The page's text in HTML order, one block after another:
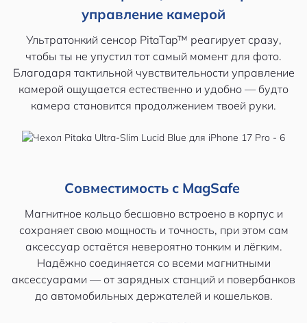
управление камерой
Ультратонкий сенсор PitaTap™ реагирует сразу,
чтобы ты не упустил тот самый момент для фото.
Благодаря тактильной чувствительности управление
камерой ощущается естественно и удобно — будто
камера становится продолжением твоей руки.
Совместимость с MagSafe
Магнитное кольцо бесшовно встроено в корпус и
сохраняет свою мощность и точность, при этом сам
аксессуар остаётся невероятно тонким и лёгким.
Надёжно соединяется со всеми магнитными
аксессуарами — от зарядных станций и повербанков
до автомобильных держателей и кошельков.